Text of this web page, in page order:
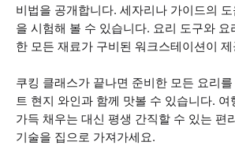
비법을 공개합니다. 세자리나 가이드의
을 시험해 볼 수 있습니다. 요리 도구와 요
한 모든 재료가 구비된 워크스테이션이
쿠킹 클래스가 끝나면 준비한 모든 요리
트 현지 와인과 함께 맛볼 수 있습니다. 여
가득 채우는 대신 평생 간직할 수 있는 편
기술을 집으로 가져가세요.